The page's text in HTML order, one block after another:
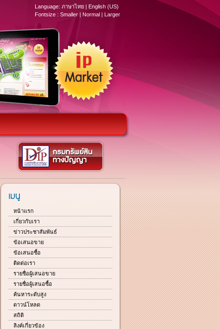
Language: ภาษาไทย | English (US)
Fontsize : Smaller | Normal | Larger
หน้าแรก
เกี่ยวกับเรา
ข่าวประชาสัมพันธ์
ข้อเสนอขาย
ข้อเสนอซื้อ
ติดต่อเรา
รายชื่อผู้เสนอขาย
รายชื่อผู้เสนอซื้อ
ค้นหาระดับสูง
ดาวน์โหลด
สถิติ
ลิงค์เกี่ยวข้อง